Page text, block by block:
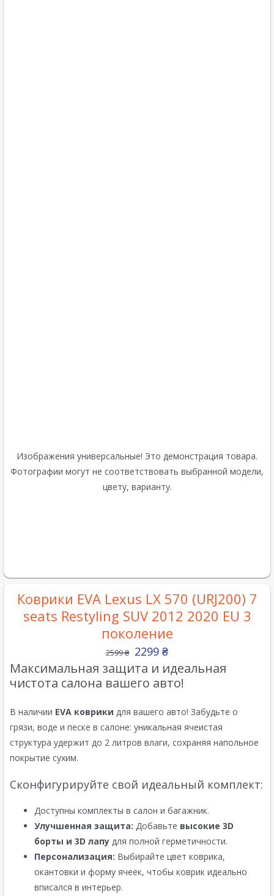
Изображения универсальные! Это демонстрация товара.
Фотографии могут не соответствовать выбранной модели,
цвету, варианту.
Коврики EVA Lexus LX 570 (URJ200) 7
seats Restyling SUV 2012 2020 EU 3
поколение
2599₴ 2299 ₴
Максимальная защита и идеальная
чистота салона вашего авто!
В наличии EVA коврики для вашего авто! Забудьте о
грязи, воде и песке в салоне: уникальная ячеистая
структура удержит до 2 литров влаги, сохраняя напольное
покрытие сухим.
Сконфигурируйте свой идеальный комплект:
Доступны комплекты в салон и багажник.
Улучшенная защита: Добавьте высокие 3D
борты и 3D лапу для полной герметичности.
Персонализация: Выбирайте цвет коврика,
окантовки и форму ячеек, чтобы коврик идеально
вписался в интерьер.